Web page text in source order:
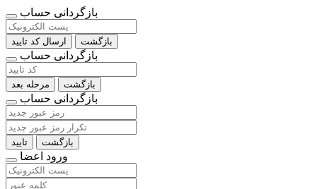
بازگردانی حساب
ارسال کد تایید بازگشت
بازگردانی حساب
مرحله بعد بازگشت
بازگردانی حساب
تایید بازگشت
ورود اعضا